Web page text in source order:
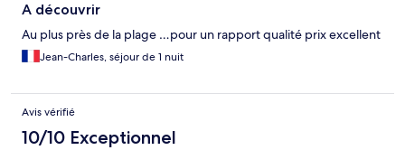
A découvrir
Au plus près de la plage …pour un rapport qualité prix excellent
Jean-Charles, séjour de 1 nuit
Avis vérifié
10/10 Exceptionnel